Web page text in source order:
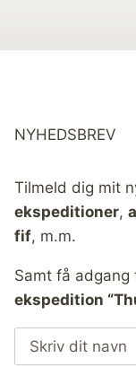
NYHEDSBREV
Tilmeld dig mit
ekspeditioner,
fif, m.m.
Samt få adgang
ekspedition